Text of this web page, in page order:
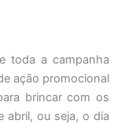
toda a campanha
ação promocional
brincar com os
abril, ou seja, o dia